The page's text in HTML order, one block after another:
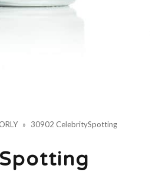
ORLY » 30902 CelebritySpotting